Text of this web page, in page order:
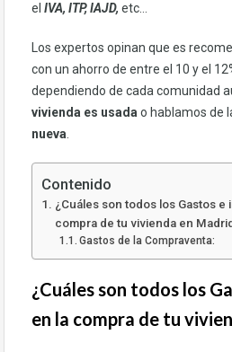
el IVA, ITP,IAJD, etc…
Los expertos opinan que es
con un ahorro de entre el 10 y el
dependiendo de cada comunidad
vivienda es usadao hablamos de
nueva.
Contenido
¿Cuáles son todos los Gastos e
compra de tu vivienda en
Gastos de la Compraventa:
¿Cuáles son todos los
en la compra de tu